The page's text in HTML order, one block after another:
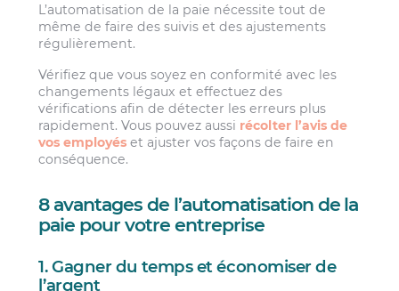
L’automatisation de la paie nécessite tout de
même de faire des suivis et des ajustements
régulièrement.
Vérifiez que vous soyez en conformité avec les
changements légaux et effectuez des
vérifications afin de détecter les erreurs plus
rapidement. Vous pouvez aussi récolter l’avis de
vos employés et ajuster vos façons de faire en
conséquence.
8 avantages de l’automatisation de la
paie pour votre entreprise
1. Gagner du temps et économiser de
l’argent